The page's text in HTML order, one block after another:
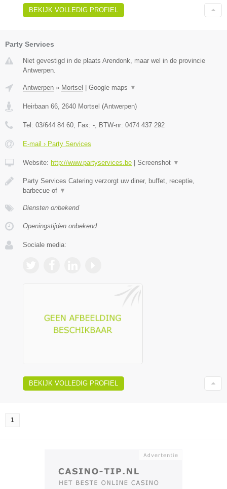
BEKIJK VOLLEDIG PROFIEL
Party Services
Niet gevestigd in de plaats Arendonk, maar wel in de provincie
Antwerpen.
Antwerpen » Mortsel Google maps ▼
Heirbaan 66, 2640 Mortsel (Antwerpen)
Tel: 03/644 84 60, Fax: -, BTW-nr: 0474 437 292
E-mail › Party Services
Website: http://www.partyservices.be Screenshot ▼
Party Services Catering verzorgt uw diner, buffet, receptie,
barbecue of ▼
Diensten onbekend
Openingstijden onbekend
Sociale media:
BEKIJK VOLLEDIG PROFIEL
1